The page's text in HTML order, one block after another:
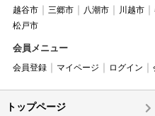
越谷市
三郷市 八潮市 川越市
松戸市
会員メニュー
会員登録 マイページ ログイン
トップページ